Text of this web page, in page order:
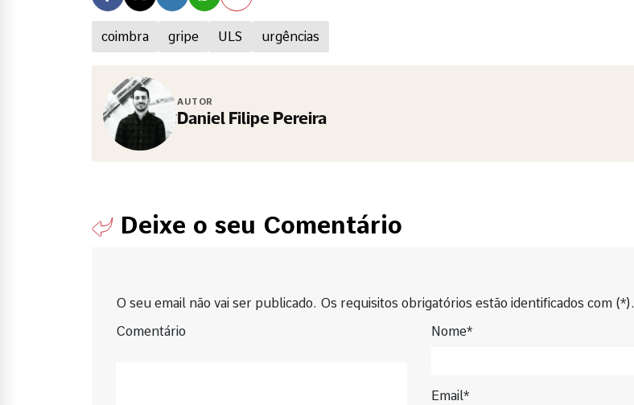
coimbra gripe ULS urgências
AUTOR
Daniel Filipe Pereira
Deixe o seu Comentário
O seu email não vai ser publicado. Os requisitos obrigatórios estão identificados com (*).
Comentário
Nome*
Email*